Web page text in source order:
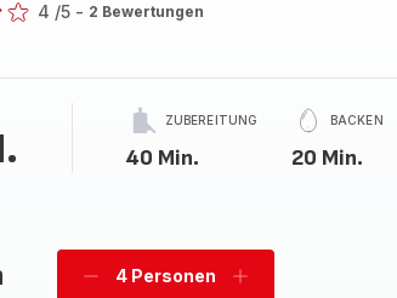
4 /5 - 2 Bewertungen
ZUBEREITUNG
40 Min.
BACKEN
20 Min.
Personen
4 Personen
Personen